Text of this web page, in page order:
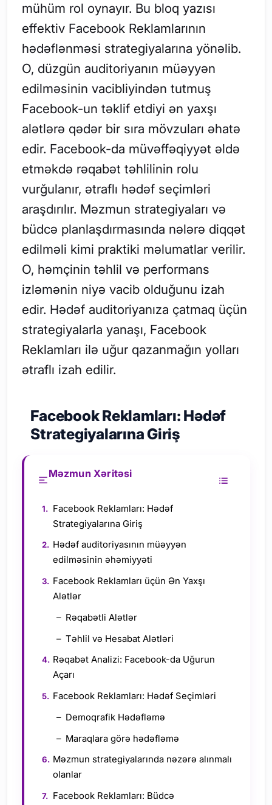
mühüm rol oynayır. Bu bloq yazısı
effektiv Facebook Reklamlarının
hədəflənməsi strategiyalarına yönəlib.
O, düzgün auditoriyanın müəyyən
edilməsinin vacibliyindən tutmuş
Facebook-un təklif etdiyi ən yaxşı
alətlərə qədər bir sıra mövzuları əhatə
edir. Facebook-da müvəffəqiyyət əldə
etməkdə rəqabət təhlilinin rolu
vurğulanır, ətraflı hədəf seçimləri
araşdırılır. Məzmun strategiyaları və
büdcə planlaşdırmasında nələrə diqqət
edilməli kimi praktiki məlumatlar verilir.
O, həmçinin təhlil və performans
izləmənin niyə vacib olduğunu izah
edir. Hədəf auditoriyanıza çatmaq üçün
strategiyalarla yanaşı, Facebook
Reklamları ilə uğur qazanmağın yolları
ətraflı izah edilir.
Facebook Reklamları: Hədəf
Strategiyalarına Giriş
Məzmun Xəritəsi
Facebook Reklamları: Hədəf
Strategiyalarına Giriş
Hədəf auditoriyasının müəyyən
edilməsinin əhəmiyyəti
Facebook Reklamları üçün Ən Yaxşı
Alətlər
Rəqabətli Alətlər
Təhlil və Hesabat Alətləri
Rəqabət Analizi: Facebook-da Uğurun
Açarı
Facebook Reklamları: Hədəf Seçimləri
Demoqrafik Hədəfləmə
Maraqlara görə hədəfləmə
Məzmun strategiyalarında nəzərə alınmalı
olanlar
Facebook Reklamları: Büdcə